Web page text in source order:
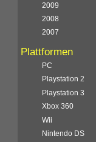
2009
2008
2007
Plattformen
PC
Playstation 2
Playstation 3
Xbox 360
Wii
Nintendo DS